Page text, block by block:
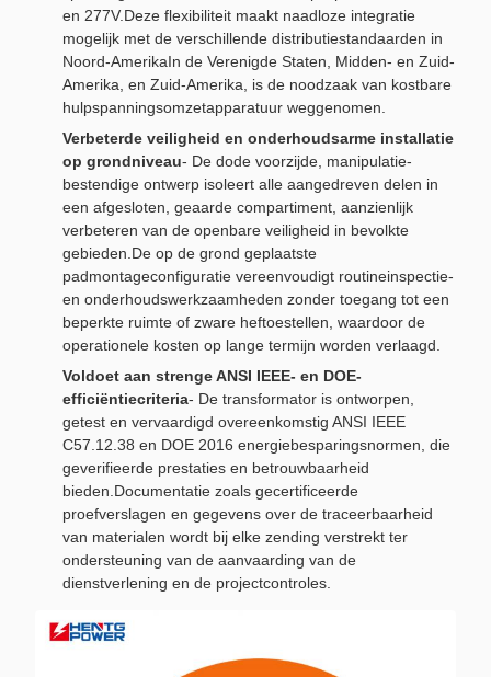
en 277V.Deze flexibiliteit maakt naadloze integratie
mogelijk met de verschillende distributiestandaarden in
Noord-AmerikaIn de Verenigde Staten, Midden- en Zuid-
Amerika, en Zuid-Amerika, is de noodzaak van kostbare
hulpspanningsomzetapparatuur weggenomen.
Verbeterde veiligheid en onderhoudsarme installatie
op grondniveau- De dode voorzijde, manipulatie-
bestendige ontwerp isoleert alle aangedreven delen in
een afgesloten, geaarde compartiment, aanzienlijk
verbeteren van de openbare veiligheid in bevolkte
gebieden.De op de grond geplaatste
padmontageconfiguratie vereenvoudigt routineinspectie-
en onderhoudswerkzaamheden zonder toegang tot een
beperkte ruimte of zware heftoestellen, waardoor de
operationele kosten op lange termijn worden verlaagd.
Voldoet aan strenge ANSI IEEE- en DOE-
efficiëntiecriteria- De transformator is ontworpen,
getest en vervaardigd overeenkomstig ANSI IEEE
C57.12.38 en DOE 2016 energiebesparingsnormen, die
geverifieerde prestaties en betrouwbaarheid
bieden.Documentatie zoals gecertificeerde
proefverslagen en gegevens over de traceerbaarheid
van materialen wordt bij elke zending verstrekt ter
ondersteuning van de aanvaarding van de
dienstverlening en de projectcontroles.